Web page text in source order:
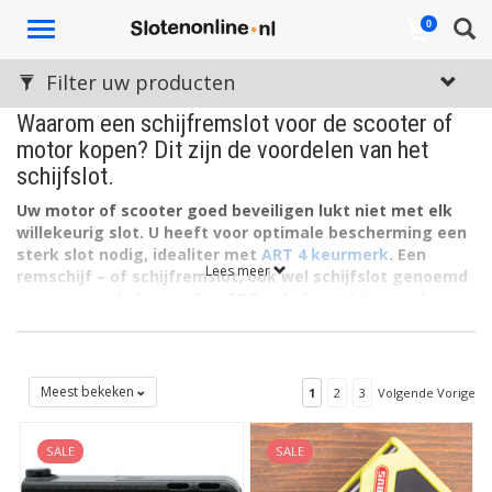
Toggle
0
Waarom een schijfremslot voor de scooter of
motor kopen? Dit zijn de voordelen van het
schijfslot.
Uw motor of scooter goed beveiligen lukt niet met elk
willekeurig slot. U heeft voor optimale bescherming een
sterk slot nodig, idealiter met ART 4 keurmerk. Een
remschijf – of schijfremslot, ook wel schijfslot genoemd
Schijfremsloten zijn verkrijgbaar in
verschillende
U ziet hieronder enkele voorbeelden. De rondere
schijfsloten zijn ideaal omdat de vorm het dieven moeilijk maakt
het slot met gereedschap te bewerken. De plattere varianten
zijn voorzien van een snel en handig sluitmechanisme.
Lees meer
Filter uw producten
Meest bekeken 1 2 3 Volgende Vorige
SALE SALE